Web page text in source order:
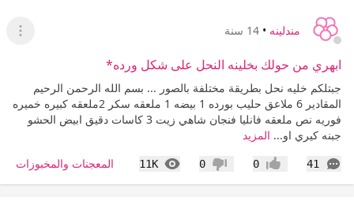
مندلينه • 14 سنة
عرض
ابهري من حولك بخلينه النحل على شكل ورده*
جبتلكم خليه نحل بطريقة مختلفة بالصور ... بسم الله الرحمن الرحيم
المقادير 6 ملاعق حليب بورده 1 بيضه 1 ملعقه سكر 2ملعقه كبيره خميره
فوريه نص ملعقه فانليا فنجان شاهي زيت 3 كاسات دقيق ابيض الحشو
جبنه كيري او... المزيد
41
التعليقات إعجاب0 عدم إعجاب
0
11K
المشاهدات المعجنات والمخبوزات